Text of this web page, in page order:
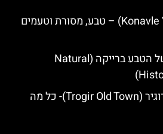
עמק קונאבל (Konavle Valley) – טבע, מסורת וטעמים
מוזיאון ההיסטוריה של הטבע ברייקה (Natural
העיר העתיקה של טרוגיר (Trogir Old Town)- כל מה